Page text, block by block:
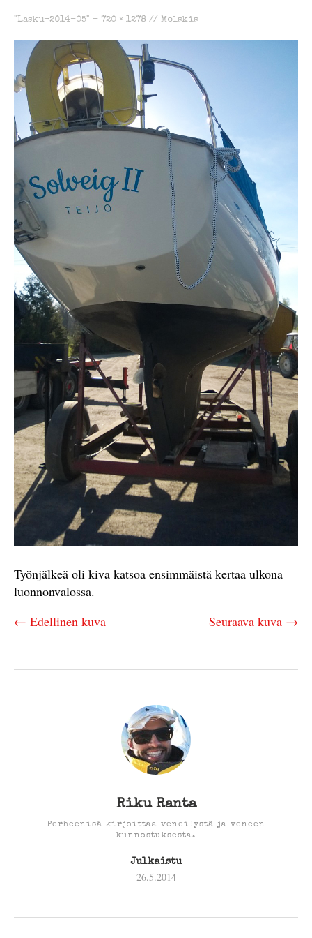
"Lasku-2014-05" - 720 × 1278 // Molskis
Työnjälkeä oli kiva katsoa ensimmäistä kertaa ulkona
luonnonvalossa.
← Edellinen kuva
Seuraava kuva →
Riku Ranta
Perheenisä kirjoittaa veneilystä ja veneen
kunnostuksesta.
Julkaistu
26.5.2014